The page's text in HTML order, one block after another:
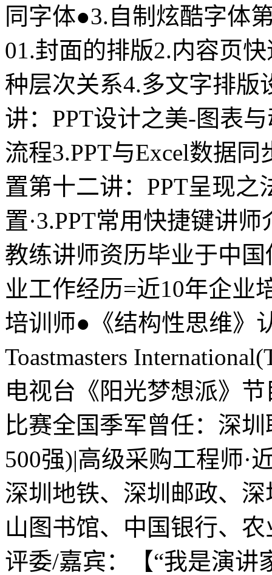
同字体●3.自制炫酷字体
01.封面的排版2.内容页
种层次关系4.多文字排版
讲：PPT设计之美-图表
流程3.PPT与Excel数据
置第十二讲：PPT呈现之
置·3.PPT常用快捷键讲
教练讲师资历毕业于中
业工作经历=近10年企业
培训师●《结构性思维》
Toastmasters
电视台《阳光梦想派》
比赛全国季军曾任：深
500强)|高级采购工程师·
深圳地铁、深圳邮政、
山图书馆、中国银行、
评委/嘉宾：【“我是演讲